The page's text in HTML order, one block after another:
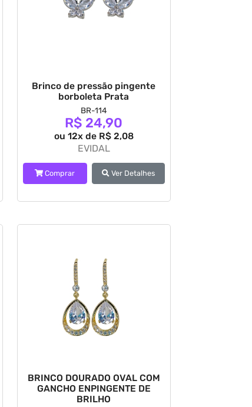
Brinco de pressão pingente
borboleta Prata
BR-114
R$ 24,90
ou 12x de R$ 2,08
EVIDAL
Comprar Ver Detalhes
BRINCO DOURADO OVAL COM
GANCHO ENPINGENTE DE
BRILHO